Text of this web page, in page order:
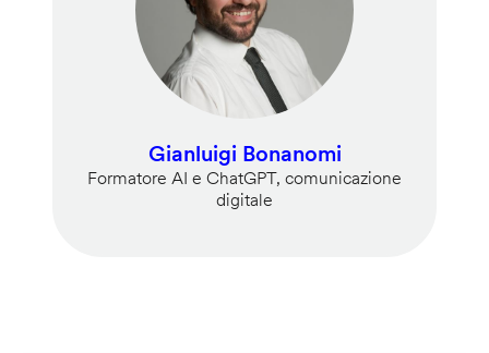
Gianluigi Bonanomi
Formatore AI e ChatGPT, comunicazione
digitale